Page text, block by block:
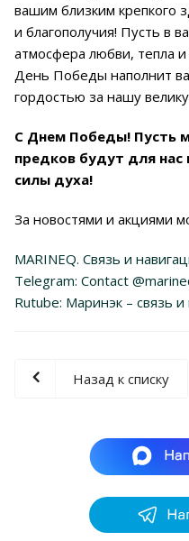
вашим близким крепкого
и благополучия! Пусть в
атмосфера любви, тепла
День Победы наполнит
гордостью за нашу
С Днем Победы! Пусть
предков будут для
силы духа!
За новостями и акциями
MARINEQ. Связь и
Telegram: Contact
Rutube: Маринэк – связь
Назад к списку